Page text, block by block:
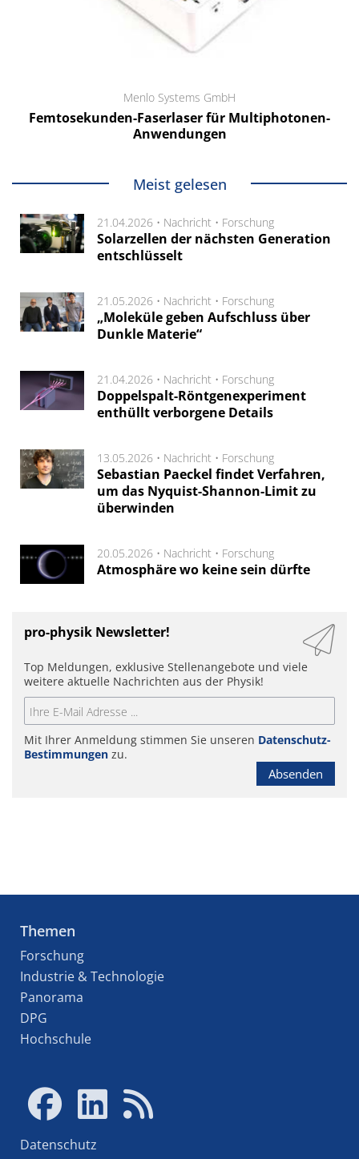
Menlo Systems GmbH
Femtosekunden-Faserlaser für Multiphotonen-
Anwendungen
Meist gelesen
21.04.2026 • Nachricht • Forschung
Solarzellen der nächsten Generation
entschlüsselt
21.05.2026 • Nachricht • Forschung
„Moleküle geben Aufschluss über
Dunkle Materie“
21.04.2026 • Nachricht • Forschung
Doppelspalt-Röntgenexperiment
enthüllt verborgene Details
13.05.2026 • Nachricht • Forschung
Sebastian Paeckel findet Verfahren,
um das Nyquist-Shannon-Limit zu
überwinden
20.05.2026 • Nachricht • Forschung
Atmosphäre wo keine sein dürfte
pro-physik Newsletter!
Top Meldungen, exklusive Stellenangebote und viele
weitere aktuelle Nachrichten aus der Physik!
Mit Ihrer Anmeldung stimmen Sie unseren Datenschutz-
Bestimmungen zu.
Absenden
Themen
Forschung
Industrie & Technologie
Panorama
DPG
Hochschule
Datenschutz